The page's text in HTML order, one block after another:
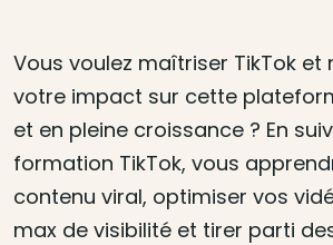
Vous voulez maîtriser TikTok et
votre impact sur cette
et en pleine croissance ? En
formation TikTok, vous
contenu viral, optimiser vos
max de visibilité et tirer parti